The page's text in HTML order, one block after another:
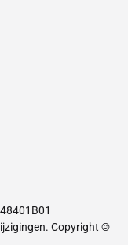
Copyright ©